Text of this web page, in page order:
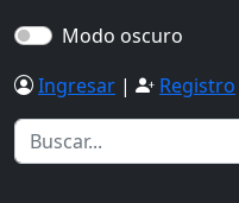
Modo oscuro
Ingresar | Registro